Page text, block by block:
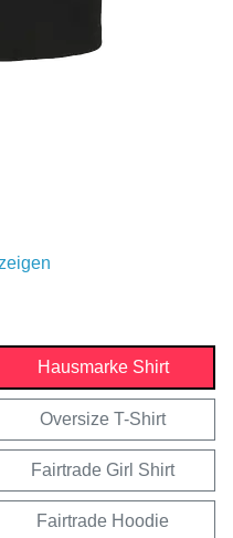
Hausmarke Shirt
Oversize T-Shirt
Fairtrade Girl Shirt
Fairtrade Hoodie